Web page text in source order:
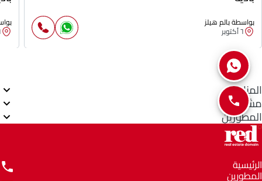
بواسطة بالم هيلز
٦ أكتوبر ٦
المناطق
مشاريع
المطورين
الرئيسية
المطورين